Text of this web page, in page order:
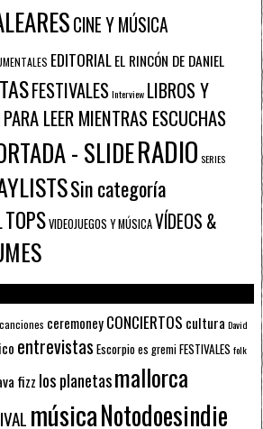
CINE Y MÚSICA
EDITORIALEL RINCÓN DE DANIEL
FESTIVALESInterview LIBROS Y
PARA LEER MIENTRAS ESCUCHAS
- SLIDERADIO SERIES
Sin categoría
TOPSVIDEOJUEGOS Y MÚSICAVÍDEOS &
canciones ceremoneyCONCIERTOS cultura David
entrevistas Escorpioes gremiFESTIVALES folk
fizz los planetasmallorca
músicaNotodoesindie